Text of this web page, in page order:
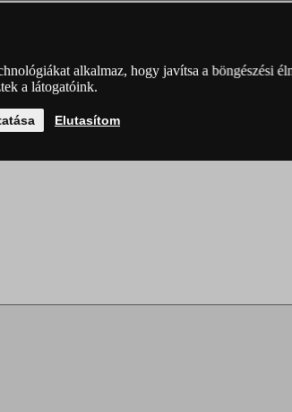
alkalmaz, hogy javítsa a böngészési
a látogatóink.
Elutasítom